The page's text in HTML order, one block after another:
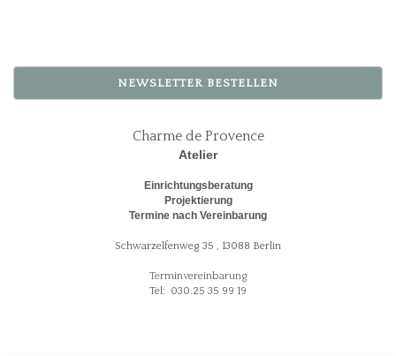
NEWSLETTER BESTELLEN
Charme de Provence
Atelier
Einrichtungsberatung
Projektierung
Termine nach Vereinbarung
Schwarzelfenweg 35 , 13088 Berlin
Terminvereinbarung
Tel: 030.25 35 99 19